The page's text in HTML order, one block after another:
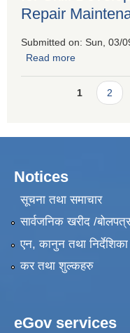
Repair
Submitted on: Sun, 03/
Read more
Pages1 2
Notices
सूचना तथा समाचार
सार्वजनिक खरीद /
एन, कानुन तथा निर्देशिका
कर तथा शुल्कहरु
eGov services